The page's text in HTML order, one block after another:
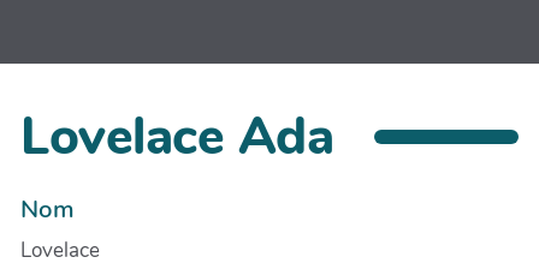
Lovelace Ada
Nom
Lovelace